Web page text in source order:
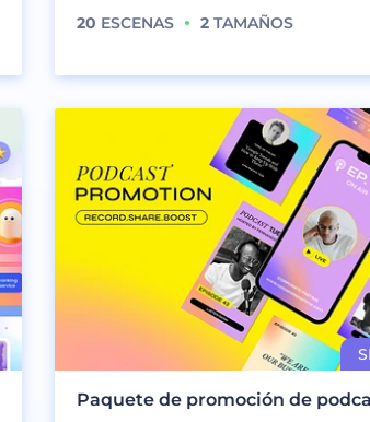
20 ESCENAS 2 TAMAÑOS
Paquete de promoción de